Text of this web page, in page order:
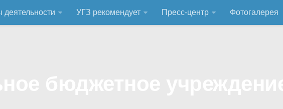
деятельности УГЗ рекомендует Пресс-центр Фотогалерея